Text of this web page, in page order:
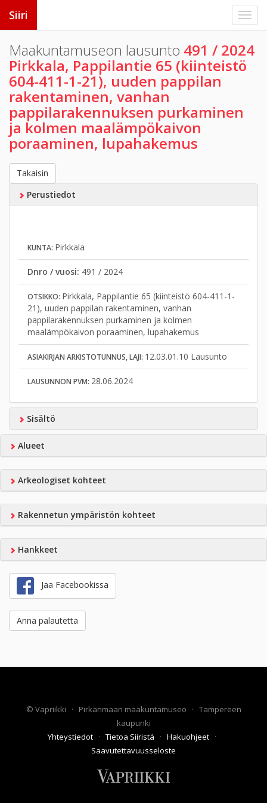
Siiri
Maakuntamuseon lausunto 491 / 2024
Pirkkala, Pappilantie 65 (kiinteistö
604-411-1-21), uuden pappilan
rakentaminen, vanhan
pappilarakennuksen purkaminen
ja kolmen maalämpökaivon
poraaminen, lupahakemus
Takaisin
Perustiedot
KUNTA: Pirkkala
Dnro / vuosi: 491 / 2024
OTSIKKO: Pirkkala, Pappilantie 65 (kiinteistö 604-411-1-
21), uuden pappilan rakentaminen, vanhan
pappilarakennuksen purkaminen ja kolmen
maalämpökaivon poraaminen, lupahakemus
ASIAKIRJAN ARKISTOTUNNUS, LAJI: 12.03.01.10 Lausunto
LAUSUNNON PVM: 28.06.2024
Sisältö
Alueet
Arkeologiset kohteet
Rakennetun ympäristön kohteet
Hankkeet
Jaa Facebookissa
Anna palautetta
© Vapriikki · Pirkanmaan maakuntamuseo · Tampereen
kaupunki
Yhteystiedot · Tietoa Siiristä · Hakuohjeet ·
Saavutettavuusseloste